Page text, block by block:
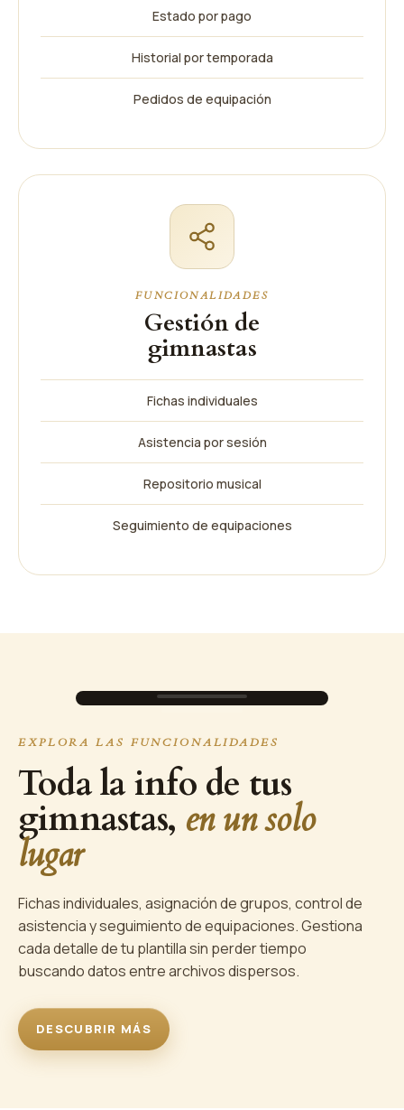
Estado por pago
Historial por temporada
Pedidos de equipación
FUNCIONALIDADES
Gestión de
gimnastas
Fichas individuales
Asistencia por sesión
Repositorio musical
Seguimiento de equipaciones
EXPLORA LAS FUNCIONALIDADES
Toda la info de tus
gimnastas, en un solo
lugar
Fichas individuales, asignación de grupos, control de
asistencia y seguimiento de equipaciones. Gestiona
cada detalle de tu plantilla sin perder tiempo
buscando datos entre archivos dispersos.
DESCUBRIR MÁS